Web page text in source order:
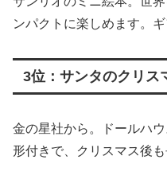
ンパクトに楽しめます。ギ
3位：サンタのクリス
金の星社から。ドールハ
形付きで、クリスマス後も